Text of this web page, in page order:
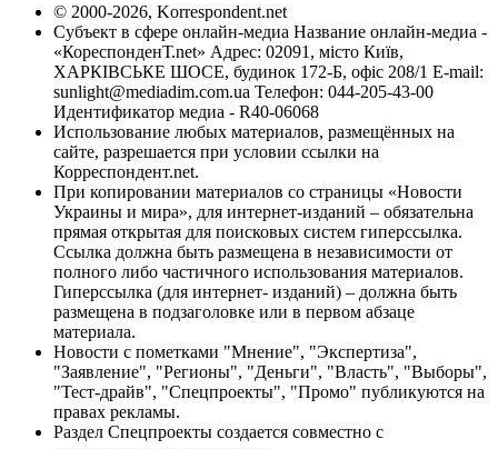
© 2000-2026, Korrespondent.net
Субъект в сфере онлайн-медиа Название онлайн-медиа -
«КореспонденТ.net» Адрес: 02091, місто Київ,
ХАРКІВСЬКЕ ШОСЕ, будинок 172-Б, офіс 208/1 E-mail:
sunlight@mediadim.com.ua Телефон: 044-205-43-00
Идентификатор медиа - R40-06068
Использование любых материалов, размещённых на
сайте, разрешается при условии ссылки на
Корреспондент.net.
При копировании материалов со страницы «Новости
Украины и мира», для интернет-изданий – обязательна
прямая открытая для поисковых систем гиперссылка.
Ссылка должна быть размещена в независимости от
полного либо частичного использования материалов.
Гиперссылка (для интернет- изданий) – должна быть
размещена в подзаголовке или в первом абзаце
материала.
Новости с пометками "Мнение", "Экспертиза",
"Заявление", "Регионы", "Деньги", "Власть", "Выборы",
"Тест-драйв", "Спецпроекты", "Промо" публикуются на
правах рекламы.
Раздел Спецпроекты создается совместно с